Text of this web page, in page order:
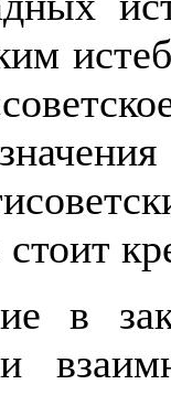
стоит
в
и